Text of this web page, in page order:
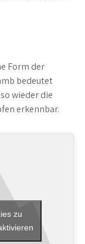
Form der
bedeutet
wieder die
erkennbar.
zu